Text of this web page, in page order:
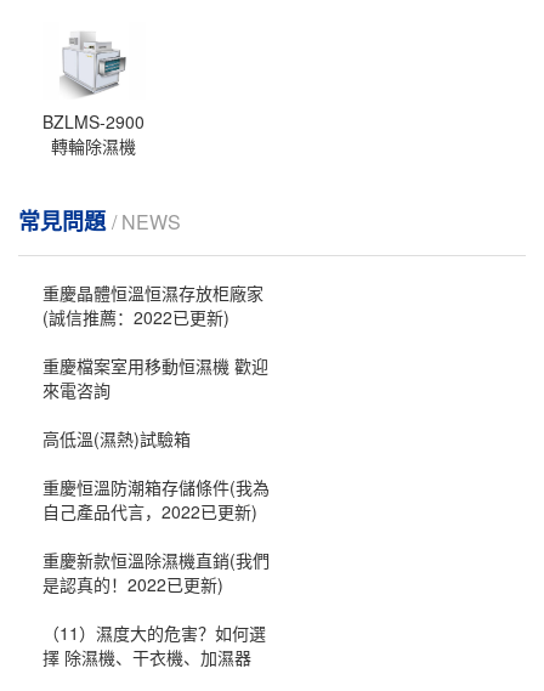
BZLMS-2900
轉輪除濕機
常見問題/ NEWS
重慶晶體恒溫恒濕存放柜廠家
(誠信推薦：2022已更新)
重慶檔案室用移動恒濕機 歡迎
來電咨詢
高低溫(濕熱)試驗箱
重慶恒溫防潮箱存儲條件(我為
自己產品代言，2022已更新)
重慶新款恒溫除濕機直銷(我們
是認真的！2022已更新)
（11）濕度大的危害？如何選
擇 除濕機、干衣機、加濕器